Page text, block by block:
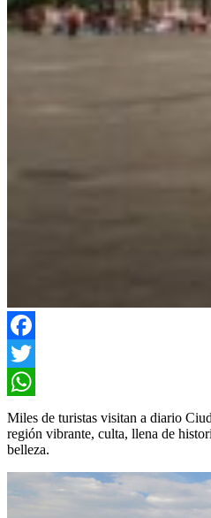
Facebook
Twitter
WhatsApp
Miles de turistas visitan a diario
región vibrante, culta, llena de
belleza.